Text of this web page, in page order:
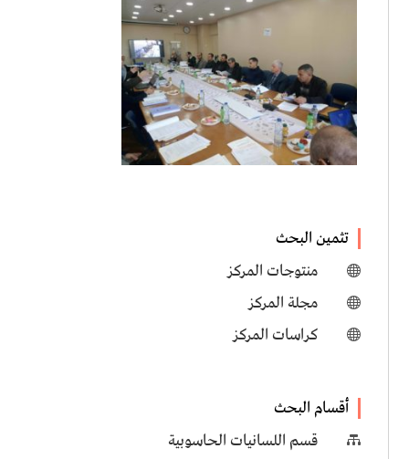
تثمين البحث
 منتوجات المركز
 مجلة المركز
 كراسات المركز
أقسام البحث

قسم اللسانيات الحاسوبية